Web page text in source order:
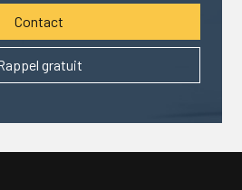
Contact
gratuit